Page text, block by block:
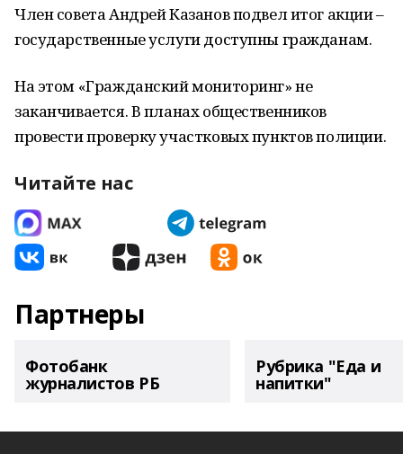
Член совета Андрей Казанов подвел итог акции –
государственные услуги доступны гражданам.
На этом «Гражданский мониторинг» не
заканчивается. В планах общественников
провести проверку участковых пунктов полиции.
Читайте нас
Партнеры
Фотобанк
журналистов РБ
Рубрика "Еда и
напитки"